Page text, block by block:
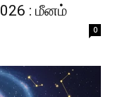
: மீனம்
0